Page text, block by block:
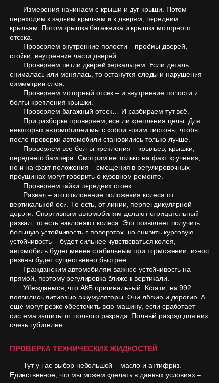
Измерения начинаем с крыши и дуг крыши. Потом
переходим к задним крыльям и к дверям, передним
крыльям. Потом крышка багажника и крышка моторного
отсека.
Проверяем внутренние полости – проёмы дверей,
стойки, внутренние части дверей.
Проверяем петли дверей зеркальцем. Если деталь
снималась или менялась, то останутся следы и нарушения
симметрии слоя.
Проверяем моторный отсек – и внутренние полости и
болты крепления крышки.
Проверяем багажный отсек… И разбираем тут всё.
При разборке проверяем, все ли крепления целы. Для
некоторых автомобилей мы с собой возим пистоны, чтобы
после проверки автомобили становились только лучше.
Проверяем все болты крепления – крыльев, крышки,
переднего бампера. Смотрим не только на факт кручения,
но и на факт положения – смещения в регулировочных
проушинах могут говорить о кузовном ремонте.
Проверяем гайки передних стоек.
Развал – это отклонение положения колеса от
вертикальной оси. То есть, от линии, перпендикулярной
дороги. Спортивным автомобилям делают отрицательный
развал, то есть наклоняют колёса. Это позволяет получить
большую устойчивость в поворотах, но снизить курсовую
устойчивость – будет сильнее чувствоваться колея,
автомобиль будет менее стабильным при торможении, износ
резины будет существенно быстрее.
Гражданским автомобилям важнее устойчивость на
прямой, поэтому регулировка ближе к вертикали.
Убеждаемся, что АКБ оригинальный. Кстати, на 992
появились литиевые аккумуляторы. Они лёгкие и дорогие. А
ещё могут резко обесточить всю машину, если сработает
система защиты от полного разряда. Полный разряд для них
очень губителен.
ПРОВЕРКА ТЕХНИЧЕСКИХ ЖИДКОСТЕЙ
Тут у нас выбор небольшой – масло и антифриз.
Единственное, что мы можем сделать в данных условиях –